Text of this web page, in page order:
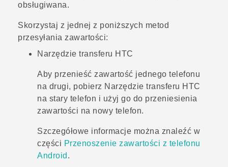
obsługiwana.
Skorzystaj z jednej z poniższych metod
przesyłania zawartości:
Narzędzie transferu HTC
Aby przenieść zawartość jednego telefonu
na drugi, pobierz Narzędzie transferu HTC
na stary telefon i użyj go do przeniesienia
zawartości na nowy telefon.
Szczegółowe informacje można znaleźć w
części Przenoszenie zawartości z telefonu
Android .